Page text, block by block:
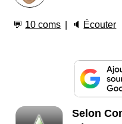
💬 10 coms 🔈 Écouter
Selon